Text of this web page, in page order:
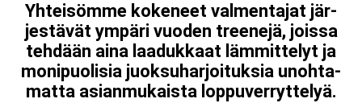
Yh­tei­söm­me kokeneet val­men­ta­jat jär­
jes­tä­vät ympäri vuoden treenejä, joissa
tehdään aina laa­duk­kaat läm­mit­te­lyt ja
mo­ni­puo­li­sia juok­su­har­joi­tuk­sia unoh­ta­
mat­ta asian­mu­kais­ta lop­pu­ver­ryt­te­lyä.